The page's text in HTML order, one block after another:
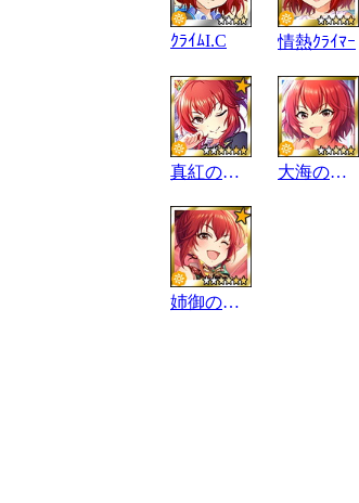
ｸﾗｲﾑI.C 情熱ｸﾗｲﾏｰ
真紅の生き様 大海の緋石
姉御の心粋